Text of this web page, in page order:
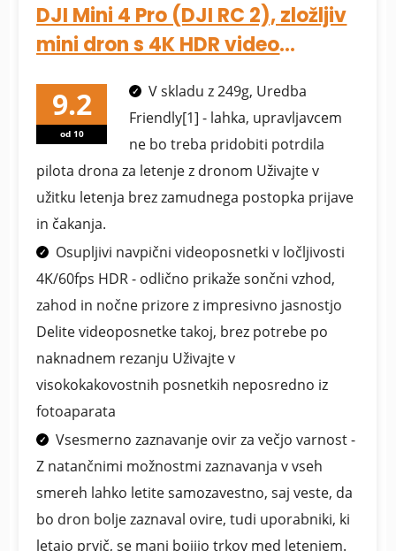
DJI Mini 4 Pro (DJI RC 2), zložljiv
mini dron s 4K HDR video
od 10
V skladu z 249g, Uredba
Friendly[1] - lahka, upravljavcem
ne bo treba pridobiti potrdila
pilota drona za letenje z dronom Uživajte v
užitku letenja brez zamudnega postopka prijave
in čakanja.
Osupljivi navpični videoposnetki v ločljivosti
4K/60fps HDR - odlično prikaže sončni vzhod,
zahod in nočne prizore z impresivno jasnostjo
Delite videoposnetke takoj, brez potrebe po
naknadnem rezanju Uživajte v
visokokakovostnih posnetkih neposredno iz
fotoaparata
Vsesmerno zaznavanje ovir za večjo varnost -
Z natančnimi možnostmi zaznavanja v vseh
smereh lahko letite samozavestno, saj veste, da
bo dron bolje zaznaval ovire, tudi uporabniki, ki
letajo prvič, se manj bojijo trkov med letenjem.